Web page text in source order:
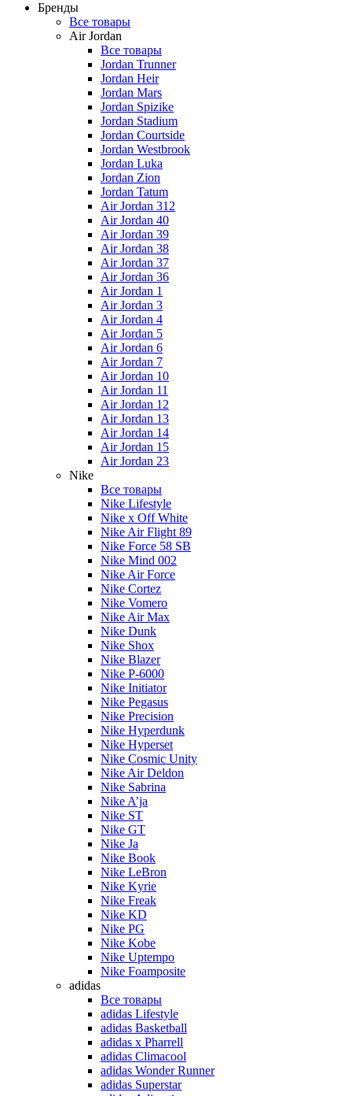
Бренды
Все товары
Air Jordan
Все товары
Jordan Trunner
Jordan Heir
Jordan Mars
Jordan Spizike
Jordan Stadium
Jordan Courtside
Jordan Westbrook
Jordan Luka
Jordan Zion
Jordan Tatum
Air Jordan 312
Air Jordan 40
Air Jordan 39
Air Jordan 38
Air Jordan 37
Air Jordan 36
Air Jordan 1
Air Jordan 3
Air Jordan 4
Air Jordan 5
Air Jordan 6
Air Jordan 7
Air Jordan 10
Air Jordan 11
Air Jordan 12
Air Jordan 13
Air Jordan 14
Air Jordan 15
Air Jordan 23
Nike
Все товары
Nike Lifestyle
Nike x Off White
Nike Air Flight 89
Nike Force 58 SB
Nike Mind 002
Nike Air Force
Nike Cortez
Nike Vomero
Nike Air Max
Nike Dunk
Nike Shox
Nike Blazer
Nike P-6000
Nike Initiator
Nike Pegasus
Nike Precision
Nike Hyperdunk
Nike Hyperset
Nike Cosmic Unity
Nike Air Deldon
Nike Sabrina
Nike A’ja
Nike ST
Nike GT
Nike Ja
Nike Book
Nike LeBron
Nike Kyrie
Nike Freak
Nike KD
Nike PG
Nike Kobe
Nike Uptempo
Nike Foamposite
adidas
Все товары
adidas Lifestyle
adidas Basketball
adidas x Pharrell
adidas Climacool
adidas Wonder Runner
adidas Superstar